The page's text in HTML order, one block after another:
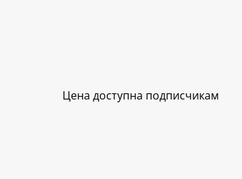
Цена доступна подписчикам